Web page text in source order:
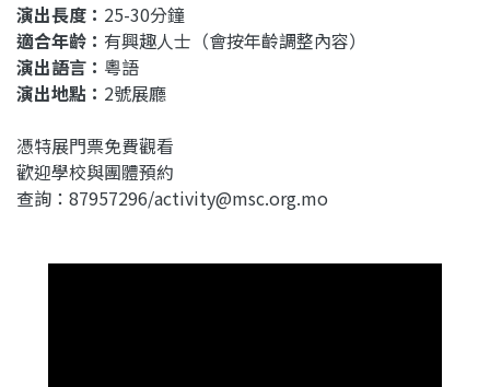
演出長度： 25-30分鐘
適合年齡： 有興趣人士（會按年齡調整內容）
演出語言： 粵語
演出地點： 2號展廳
憑特展門票免費觀看
歡迎學校與團體預約
查詢：87957296/activity@msc.org.mo